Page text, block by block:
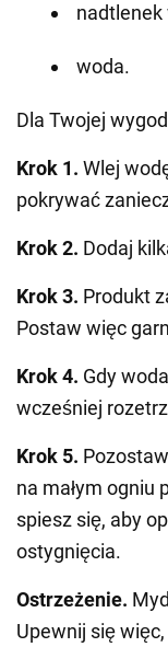
nadtlenek
woda.
Dla Twojej
Krok 1. Wlej
pokrywać
Krok2. Dodaj
Krok 3. Produkt
Postaw więc
Krok 4. Gdy
wcześniej
Krok 5.
na małym ogniu
spiesz się, aby
ostygnięcia.
Ostrzeżenie.
Upewnij się